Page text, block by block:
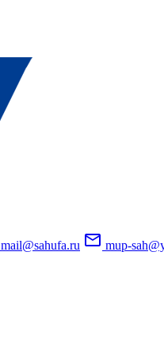
mail@sahufa.ru mail_outline mup-